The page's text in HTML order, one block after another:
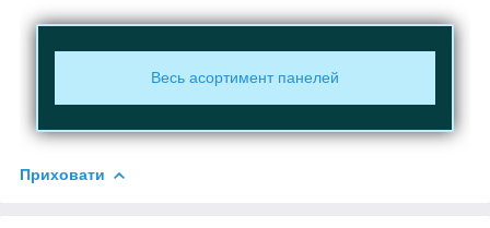
Весь асортимент панелей
Приховати